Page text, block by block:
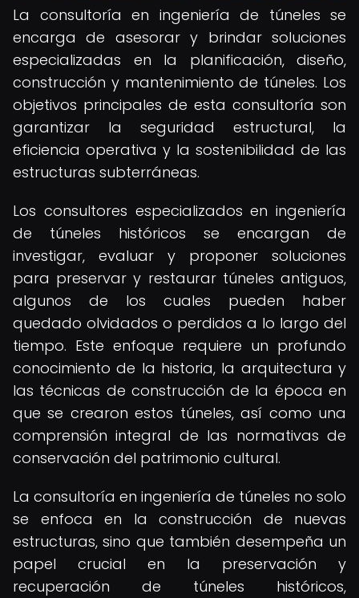
La consultoría en ingeniería de túneles se
encarga de asesorar y brindar soluciones
especializadas en la planificación, diseño,
construcción y mantenimiento de túneles. Los
objetivos principales de esta consultoría son
garantizar la seguridad estructural, la
eficiencia operativa y la sostenibilidad de las
estructuras subterráneas.
Los consultores especializados en ingeniería
de túneles históricos se encargan de
investigar, evaluar y proponer soluciones
para preservar y restaurar túneles antiguos,
algunos de los cuales pueden haber
quedado olvidados o perdidos a lo largo del
tiempo. Este enfoque requiere un profundo
conocimiento de la historia, la arquitectura y
las técnicas de construcción de la época en
que se crearon estos túneles, así como una
comprensión integral de las normativas de
conservación del patrimonio cultural.
La consultoría en ingeniería de túneles no solo
se enfoca en la construcción de nuevas
estructuras, sino que también desempeña un
papel crucial en la preservación y
recuperación de túneles históricos,